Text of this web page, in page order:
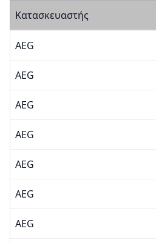
Κατασκευαστής
AEG
AEG
AEG
AEG
AEG
AEG
AEG